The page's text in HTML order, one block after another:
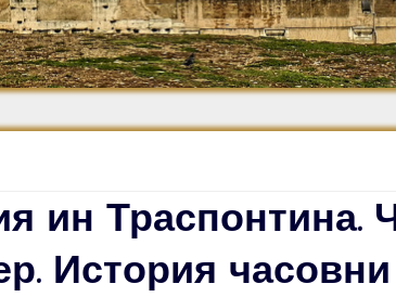
и
ин Траспонтина.
История часовни